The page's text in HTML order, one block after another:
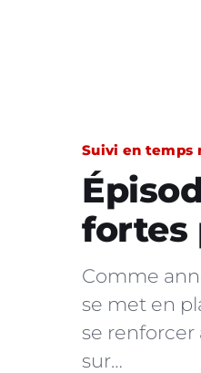
Suivi en temps
fortes
Comme
se met en
se renforcer
sur…